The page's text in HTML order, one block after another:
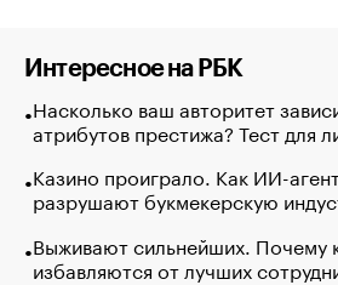
Интересное на РБК
Насколько ваш авторитет
атрибутов престижа? Тест для
Казино проиграло. Как ИИ-
разрушают букмекерскую
Выживают сильнейших. Почему
избавляются от лучших